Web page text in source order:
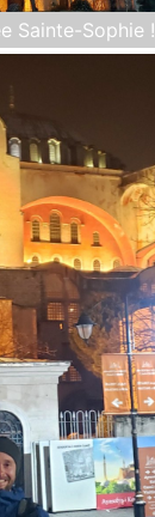
Sainte-Sophie !